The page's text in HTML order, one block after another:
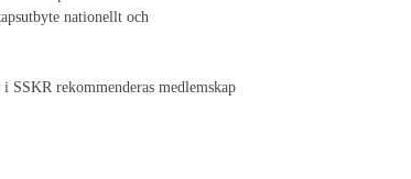
nationellt och
SSKR rekommenderas medlemskap